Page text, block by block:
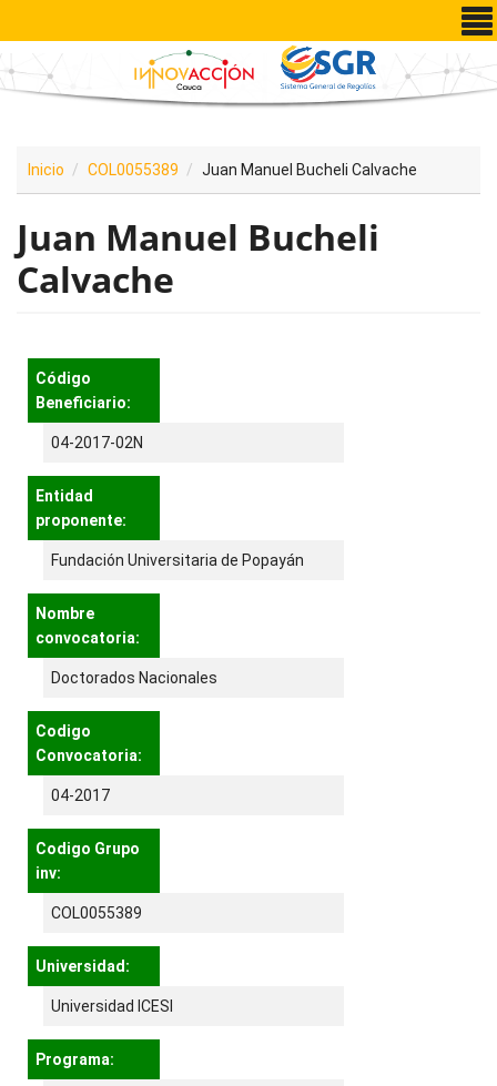
Pasar al contenido principal
Inicio COL0055389 Juan Manuel Bucheli Calvache
Juan Manuel Bucheli
Calvache
Código
Beneficiario:
04-2017-02N
Entidad
proponente:
Fundación Universitaria de Popayán
Nombre
convocatoria:
Doctorados Nacionales
Codigo
Convocatoria:
04-2017
Codigo Grupo
inv:
COL0055389
Universidad:
Universidad ICESI
Programa: